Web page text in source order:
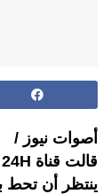
أصوات نيوز /
ينتظر أن تحط